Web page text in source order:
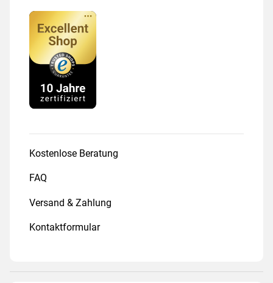
Kostenlose Beratung
FAQ
Versand & Zahlung
Kontaktformular